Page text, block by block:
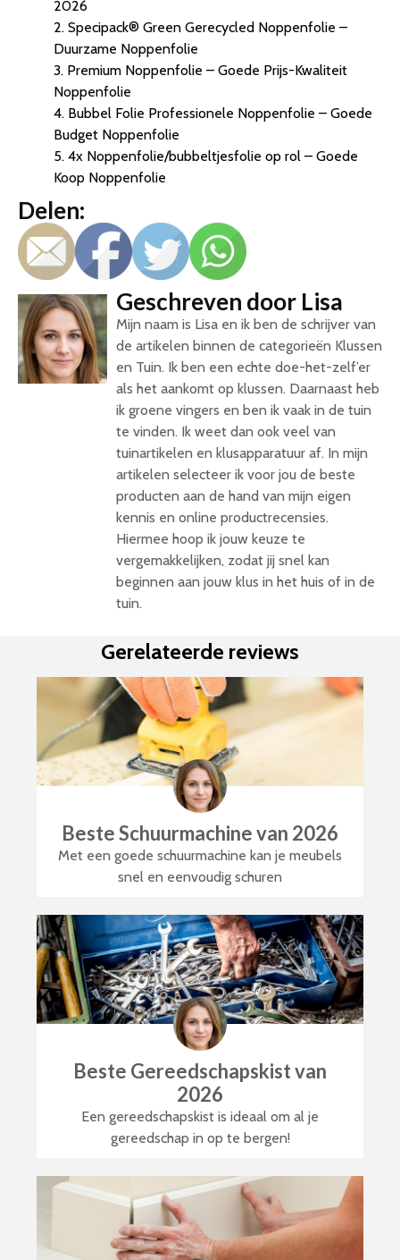
2026
2. Specipack® Green Gerecycled Noppenfolie –
Duurzame Noppenfolie
3. Premium Noppenfolie – Goede Prijs-Kwaliteit
Noppenfolie
4. Bubbel Folie Professionele Noppenfolie – Goede
Budget Noppenfolie
5. 4x Noppenfolie/bubbeltjesfolie op rol – Goede
Koop Noppenfolie
Delen:
Geschreven door Lisa
Mijn naam is Lisa en ik ben de schrijver van
de artikelen binnen de categorieën Klussen
en Tuin. Ik ben een echte doe-het-zelf’er
als het aankomt op klussen. Daarnaast heb
ik groene vingers en ben ik vaak in de tuin
te vinden. Ik weet dan ook veel van
tuinartikelen en klusapparatuur af. In mijn
artikelen selecteer ik voor jou de beste
producten aan de hand van mijn eigen
kennis en online productrecensies.
Hiermee hoop ik jouw keuze te
vergemakkelijken, zodat jij snel kan
beginnen aan jouw klus in het huis of in de
tuin.
Gerelateerde reviews
Beste Schuurmachine van 2026
Met een goede schuurmachine kan je meubels
snel en eenvoudig schuren
Beste Gereedschapskist van
2026
Een gereedschapskist is ideaal om al je
gereedschap in op te bergen!